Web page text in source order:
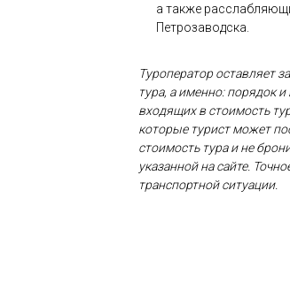
а также
Петрозаводска.
Туроператор оставляет
тура, а именно: порядок
входящих в стоимость
которые турист может
стоимость тура и не
указанной на сайте.
транспортной ситуации.